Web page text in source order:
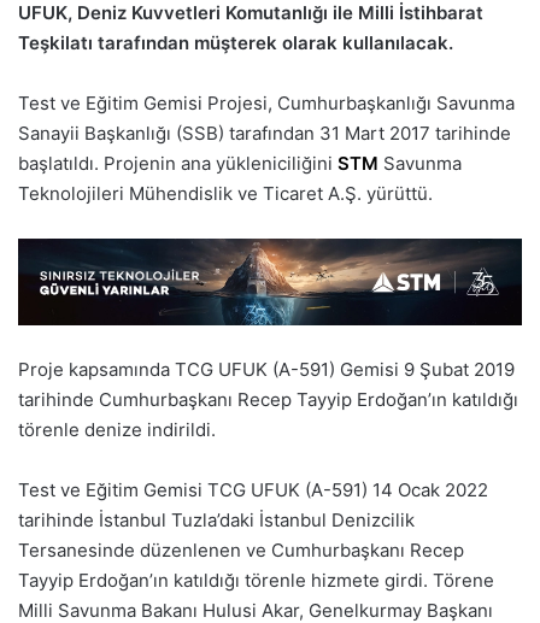
UFUK, Deniz Kuvvetleri Komutanlığı ile Milli İstihbarat
Teşkilatı tarafından müşterek olarak kullanılacak.
Test ve Eğitim Gemisi Projesi, Cumhurbaşkanlığı Savunma
Sanayii Başkanlığı (SSB) tarafından 31 Mart 2017 tarihinde
başlatıldı. Projenin ana yükleniciliğini STM Savunma
Teknolojileri Mühendislik ve Ticaret A.Ş. yürüttü.
Proje kapsamında TCG UFUK (A-591) Gemisi 9 Şubat 2019
tarihinde Cumhurbaşkanı Recep Tayyip Erdoğan’ın katıldığı
törenle denize indirildi.
Test ve Eğitim Gemisi TCG UFUK (A-591) 14 Ocak 2022
tarihinde İstanbul Tuzla’daki İstanbul Denizcilik
Tersanesinde düzenlenen ve Cumhurbaşkanı Recep
Tayyip Erdoğan’ın katıldığı törenle hizmete girdi. Törene
Milli Savunma Bakanı Hulusi Akar, Genelkurmay Başkanı